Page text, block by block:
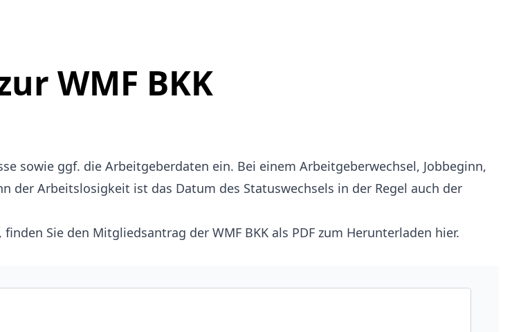
WMF BKK
sowie ggf. die Arbeitgeberdaten ein. Bei einem Arbeitgeberwechsel, Jobbeginn,
der Arbeitslosigkeit ist das Datum des Statuswechsels in der Regel auch der
Sie den Mitgliedsantrag der WMF BKK als PDF zum Herunterladen hier.